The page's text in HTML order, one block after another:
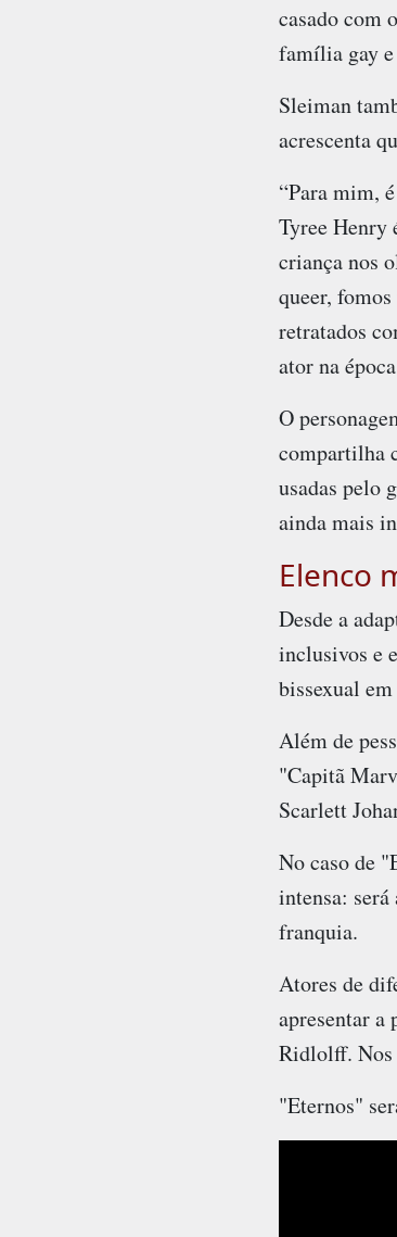
casado com
família gay
Sleiman
acrescenta
“Para mim,
Tyree Henry
criança nos
queer,
retratados
ator na
O
compartilha
usadas pelo
ainda mais
Elenco
Desde a
inclusivos e
bissexual
Além de
"Capitã
Scarlett
No caso de
intensa:
franquia.
Atores de
apresentar
Ridlolff. Nos
"Eternos"